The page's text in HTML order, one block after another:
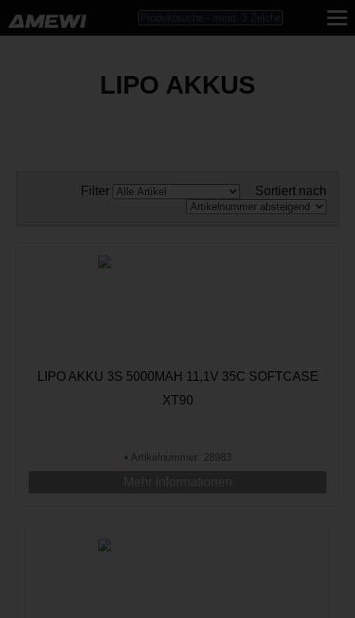
LIPO AKKUS
Filter Sortiert nach
LIPO AKKU 3S 5000MAH 11,1V 35C SOFTCASE
XT90
• Artikelnummer: 28983